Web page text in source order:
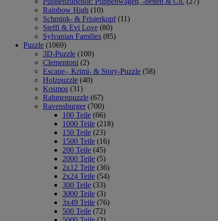
Rainbow High (10)
Schmink- & Frisierkopf (11)
Steffi & Evi Love (80)
Sylvanian Families (85)
Puzzle (1069)
3D-Puzzle (100)
Clementoni (2)
Escape-, Krimi- & Story-Puzzle (58)
Holzpuzzle (40)
Kosmos (31)
Rahmenpuzzle (67)
Ravensburger (700)
100 Teile (66)
1000 Teile (218)
150 Teile (23)
1500 Teile (16)
200 Teile (45)
2000 Teile (5)
2x12 Teile (36)
2x24 Teile (54)
300 Teile (33)
3000 Teile (3)
3x49 Teile (76)
500 Teile (72)